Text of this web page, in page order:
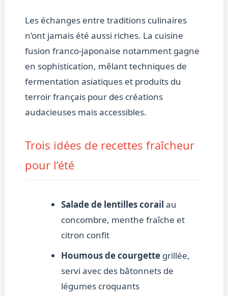
Les échanges entre traditions culinaires
n’ont jamais été aussi riches. La cuisine
fusion franco-japonaise notamment gagne
en sophistication, mêlant techniques de
fermentation asiatiques et produits du
terroir français pour des créations
audacieuses mais accessibles.
Trois idées de recettes fraîcheur
pour l’été
Salade de lentilles corail au
concombre, menthe fraîche et
citron confit
Houmous de courgettegrillée,
servi avec des bâtonnets de
légumes croquants